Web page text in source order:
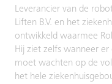
Leverancier van de
Liften B.V. en het
ontwikkeld waarmee
Hij ziet zelfs wanneer
moet wachten op de
het hele